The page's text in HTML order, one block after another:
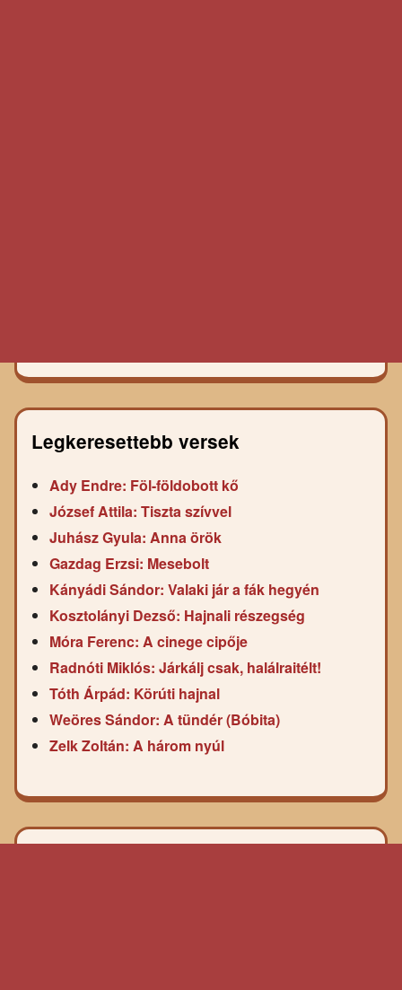
Legkeresettebb versek
Ady Endre: Föl-földobott kő
József Attila: Tiszta szívvel
Juhász Gyula: Anna örök
Gazdag Erzsi: Mesebolt
Kányádi Sándor: Valaki jár a fák hegyén
Kosztolányi Dezső: Hajnali részegség
Móra Ferenc: A cinege cipője
Radnóti Miklós: Járkálj csak, halálraitélt!
Tóth Árpád: Körúti hajnal
Weöres Sándor: A tündér (Bóbita)
Zelk Zoltán: A három nyúl